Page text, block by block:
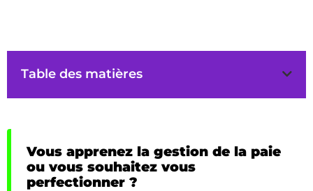
Table des matières
Vous apprenez la gestion de la paie
ou vous souhaitez vous
perfectionner ?